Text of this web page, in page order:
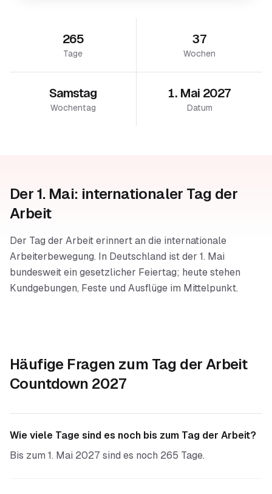
Tage
265
Wochen
37
Wochentag
Samstag
Datum
1. Mai 2027
Der 1. Mai: internationaler Tag der
Arbeit
Der Tag der Arbeit erinnert an die internationale
Arbeiterbewegung. In Deutschland ist der 1. Mai
bundesweit ein gesetzlicher Feiertag; heute stehen
Kundgebungen, Feste und Ausflüge im Mittelpunkt.
Häufige Fragen zum Tag der Arbeit
Countdown 2027
Wie viele Tage sind es noch bis zum Tag der Arbeit?
Bis zum 1. Mai 2027 sind es noch 265 Tage.